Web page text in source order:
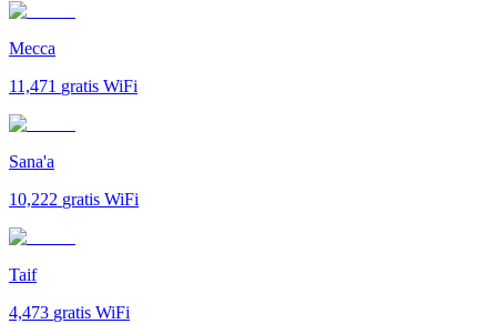
Mecca
11,471 gratis WiFi
Sana'a
10,222 gratis WiFi
Taif
4,473 gratis WiFi